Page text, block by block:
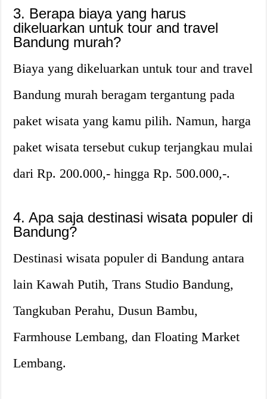
3. Berapa biaya yang harus
dikeluarkan untuk tour and travel
Bandung murah?
Biaya yang dikeluarkan untuk tour and travel
Bandung murah beragam tergantung pada
paket wisata yang kamu pilih. Namun, harga
paket wisata tersebut cukup terjangkau mulai
dari Rp. 200.000,- hingga Rp. 500.000,-.
4. Apa saja destinasi wisata populer di
Bandung?
Destinasi wisata populer di Bandung antara
lain Kawah Putih, Trans Studio Bandung,
Tangkuban Perahu, Dusun Bambu,
Farmhouse Lembang, dan Floating Market
Lembang.